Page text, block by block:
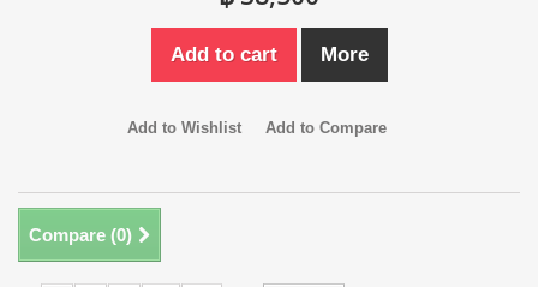
Add to cart More
Add to Wishlist Add to Compare
Compare (0)